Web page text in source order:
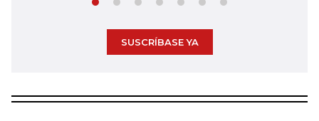
SUSCRÍBASE YA